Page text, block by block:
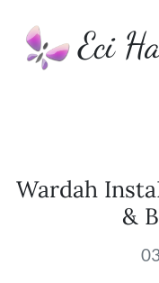
Eci
Wardah
&